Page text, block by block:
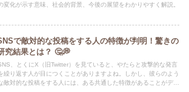
変化が示す意味、社会的背景、今後の展望をわかりやすく解説。
で敵対的な投稿をする人の特徴が判明！驚きの
究結果とは？ 🤔💭
、とくにX（旧Twitter）を見ていると、やたらと攻撃的な発言
繰り返す人が目につくことがありますよね。しかし、彼らのよう
敵対的な投稿をする人には、ある共通した特徴があることがデン